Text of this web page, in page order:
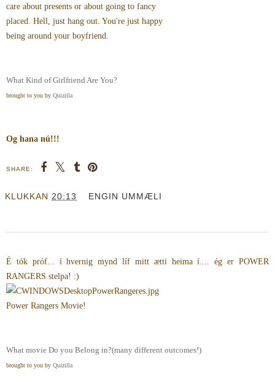
care about presents or about going to fancy
placed. Hell, just hang out. You're just happy
being around your boyfriend.
What Kind of Girlfriend Are You?
brought to you by Quizilla
Og hana nú!!!
SHARE:
KLUKKAN 20:13 ENGIN UMMÆLI
É tók próf... í hvernig mynd líf mitt ætti heima í.... ég er POWER
RANGERS stelpa! :)
Power Rangers Movie!
What movie Do you Belong in?(many different outcomes!)
brought to you by Quizilla